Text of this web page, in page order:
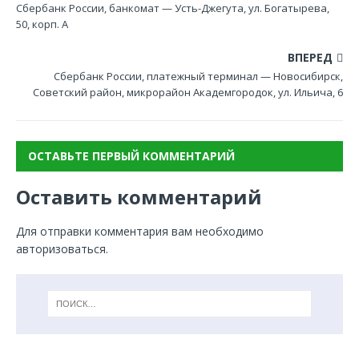
Сбербанк России, банкомат — Усть-Джегута, ул. Богатырева,
50, корп. А
ВПЕРЕД
Сбербанк России, платежный терминал — Новосибирск,
Советский район, микрорайон Академгородок, ул. Ильича, 6
ОСТАВЬТЕ ПЕРВЫЙ КОММЕНТАРИЙ
Оставить комментарий
Для отправки комментария вам необходимо
авторизоваться.